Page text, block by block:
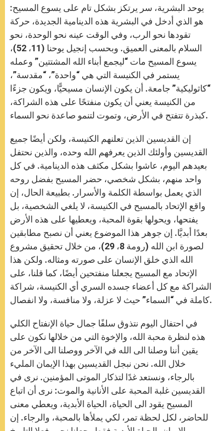
يوحد البشرية، سر يرتكز بشكل تام على يسوع المسيح:
هو الذي أدخل في البشرية هذه الدينامية الجديدة، حركة
تقودها نحو الرب، وفي الوقت عينه نحو الوحدة، نحو
السلام بالمعنى العميق. وبحسب إنجيل يوحنا (11، 52)،
يسوع المسيح مات “ليجمع أبناء الله المشتتين” وعمله
يستمر في الكنيسة التي هي “واحدة”، “مقدسة”،
“كاثوليكية” جامعة. أن يكون الإنسان مسيحيًّا، ويكون جزءًا
من الكنيسة يعني أن يكون منفتحًا على هذه الشراكة،
كبذرة تتفتح في الأرض، وتموت لتنمو صاعدة نحو السماء.
إن القديسين الذين تعلنهم الكنيسة، ولكن أيضًا جميع
القديسين وأولئك الذين يعرفهم الله وحده، والذين نحتفل
بعيدهم اليوم، عاشوا بشكل مكثف هذه الدينامية. في كل
واحد منهم، بشكل شخصي، حضر المسيح بفضل روحه
الذي يعمل بواسطة الكلمة والأسرار. بطبيعة الحال، إن
واقع الإتحاد بالمسيح في الكنيسة، لا يلغي الشخصية، بل
يفتحها، ويحولها بقوة المحبة، ويعطيها على هذه الأرض
بعدًا أبديَّا. إن جوهر هذا الموضوع يعني أن نصبح مطابقين
لصورة ابن الله (رومة 8، 29)، من خلال تحقيق مشروع
الله الذي خلق الإنسان على صورته ومثاله. ولكن هذا
الإتحاد مع المسيح يجعلنا منفتحين أيضًا، كما قلنا، على
الشراكة مع كل أعضاء جسده السري أي الكنيسة، شراكة
كاملة في “السماء” حيث لا عزلة، ولا منافسة، ولا انفصال.
في احتفال اليوم نتذوق سلفًا جمال حياة الإنفتاح الكلي
هذه لنظرة محبة الله، والإخوة التي من خلالها نكون على
يقين أننا وصلنا الى الله في الآخر ووصلنا الى الآخر من
خلال الله. نحن نبجل القديسين بهذا الإيمان المليء
بالرجاء، ونستعد غدًا لتذكار الموتى المؤمنين. نرى في
القديسين غلبة المحبة على الأنانية والموت: نرى أن اتباع
المسيح يقود الى الحياة، الحياة الأبدية، ويعطي معنى
للحاضر، لكل لحظة تمر، لكي يملأها بالمحبة، والرجاء. إن